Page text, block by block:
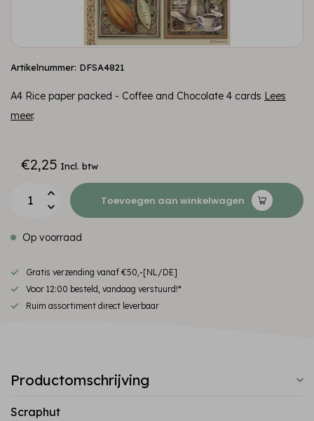
Artikelnummer: DFSA4821
A4 Rice paper packed - Coffee and Chocolate 4 cards Lees
meer.
€2,25 Incl. btw
Toevoegen aan winkelwagen
Op voorraad
Gratis verzending vanaf €50,-[NL/DE]
Voor 12:00 besteld, vandaag verstuurd!*
Ruim assortiment direct leverbaar
Productomschrijving
Scraphut